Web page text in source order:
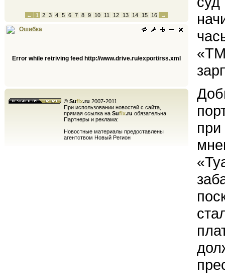
← 1 2 3 4 5 6 7 8 9 10 11 12 13 14 15 16 →
Ошибка
Error while retriving feed http://www.drive.ru/export/rss.xml
© Sufix.ru 2007-2011
При использовании новостей с сайта,
прямая ссылка на Sufix.ru обязательна
Партнеры и реклама:
Новостные материалы предоставлены
агентством Новый Регион